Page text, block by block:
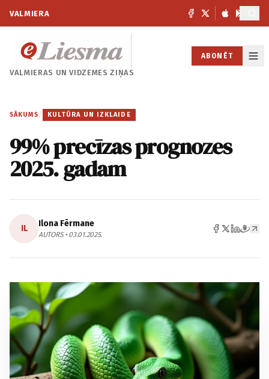
VALMIERA
VALMIERAS UNVIDZEMES ZIŅAS
ABONĒT
SĀKUMS / KULTŪRA UN IZKLAIDE
99% precīzas prognozes
2025. gadam
IL Ilona Fērmane
AUTORS • 03.01.2025.